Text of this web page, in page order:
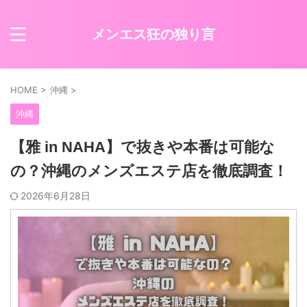
メンエス狂の独り言
HOME > 沖縄 >
沖縄
【雅 in NAHA】で抜きや本番は可能な
の？沖縄のメンズエステ店を徹底調査！
2026年6月28日